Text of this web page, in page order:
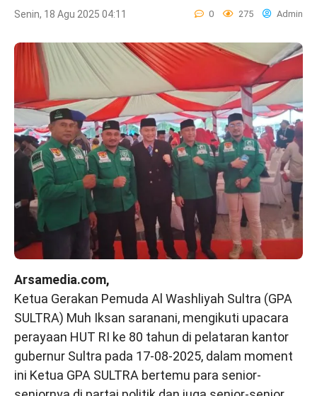
Senin, 18 Agu 2025 04:11 0 275 Admin
Arsamedia.com,
Ketua Gerakan Pemuda Al Washliyah Sultra (GPA
SULTRA) Muh Iksan saranani, mengikuti upacara
perayaan HUT RI ke 80 tahun di pelataran kantor
gubernur Sultra pada 17-08-2025, dalam moment
ini Ketua GPA SULTRA bertemu para senior-